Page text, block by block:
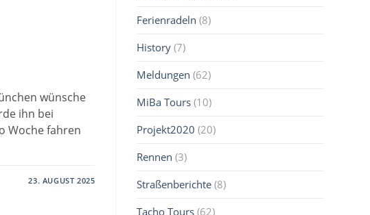
wünsche
ihn bei
Woche fahren
23. AUGUST 2025
Ferienradeln (8)
History (7)
Meldungen (62)
MiBa Tours (10)
Projekt2020 (20)
Rennen (3)
Straßenberichte (8)
Tacho Tours (62)